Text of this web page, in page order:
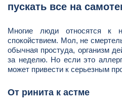
пускать все на
Многие люди относятся к
спокойствием. Мол, не
обычная простуда, организм
за неделю. Но если это
может привести к серьезным
От ринита к астме